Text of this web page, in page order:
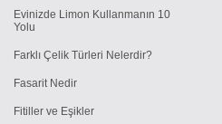
Evinizde Limon Kullanmanın 10
Yolu
Farklı Çelik Türleri Nelerdir?
Fasarit Nedir
Fitiller ve Eşikler